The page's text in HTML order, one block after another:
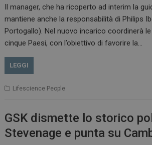
Il manager, che ha ricoperto ad interim la
mantiene anche la responsabilità di Philips
Portogallo). Nel nuovo incarico coordinerà
cinque Paesi, con l’obiettivo di favorire la…
LEGGI
Lifescience People
GSK dismette lo storico
Stevenage e punta su